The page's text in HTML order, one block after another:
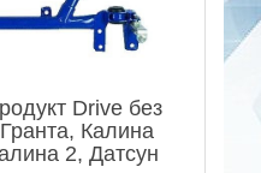
Drive без
Калина
2, Датсун